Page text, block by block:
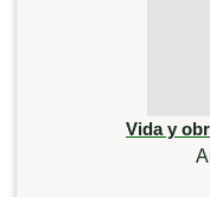
Vida y